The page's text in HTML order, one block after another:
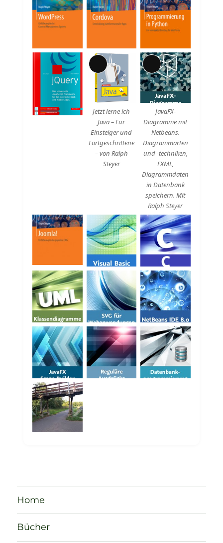
Lange
Beschreibung
Jetzt lerne ich
Java – Für
Einsteiger und
Fortgeschrittene
– von Ralph
Steyer
Lange
Beschreibung
JavaFX-
Diagramme mit
Netbeans.
Diagrammarten
und -techniken,
FXML,
Diagrammdaten
in Datenbank
speichern. Mit
Ralph Steyer
Home
Bücher